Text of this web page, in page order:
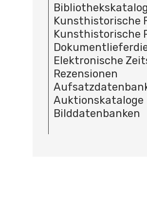
Kunsthistorische
Kunsthistorische
Elektronische
Rezensionen
Auktionskataloge
Bilddatenbanken